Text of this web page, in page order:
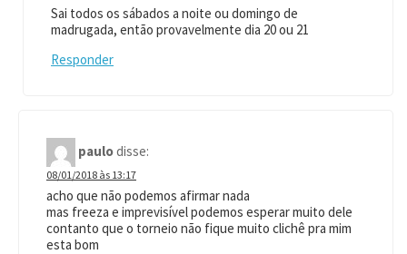
Sai todos os sábados a noite ou domingo de
madrugada, então provavelmente dia 20 ou 21
Responder
paulodisse:
08/01/2018 às 13:17
acho que não podemos afirmar nada
mas freeza e imprevisível podemos esperar muito dele
contanto que o torneio não fique muito clichê pra mim
esta bom